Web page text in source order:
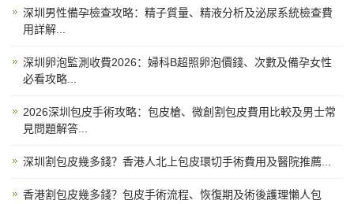
深圳男性備孕檢查攻略：精子質量、精液分析及泌尿系統檢查費
用詳解...
深圳卵泡監測收費2026：婦科B超照卵泡價錢、次數及備孕女性
必看攻略...
2026深圳包皮手術攻略：包皮槍、微創割包皮費用比較及男士常
見問題解答...
深圳割包皮幾多錢？香港人北上包皮環切手術費用及醫院推薦...
香港割包皮幾多錢？包皮手術流程、恢復期及術後護理懶人包